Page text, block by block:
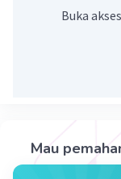
17
Buka
Mau